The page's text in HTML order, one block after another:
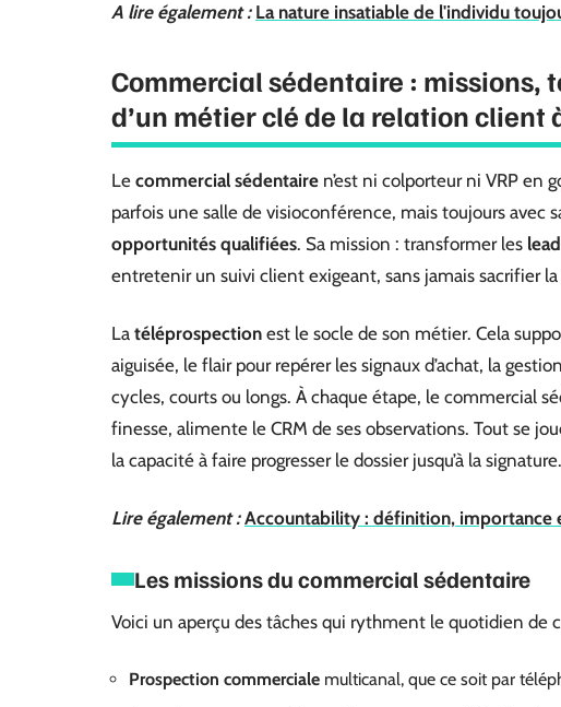
A lire également : La nature insatiable de l'individu
Commercial sédentaire : missions,
d’un métier clé de la relation client
Le commercial sédentaire n’est ni colporteur ni VRP en
parfois une salle de visioconférence, mais toujours avec
opportunités qualifiées. Sa mission : transformer les
entretenir un suivi client exigeant, sans jamais sacrifier
La téléprospection est le socle de son métier. Cela
aiguisée, le flair pour repérer les signaux d’achat, la
cycles, courts ou longs. À chaque étape, le commercial
finesse, alimente le CRM de ses observations. Tout se
la capacité à faire progresser le dossier jusqu’à la signature.
Lire également : Accountability : définition, importance
Les missions du commercial sédentaire
Voici un aperçu des tâches qui rythment le quotidien de
Prospection commerciale multicanal, que ce soit par